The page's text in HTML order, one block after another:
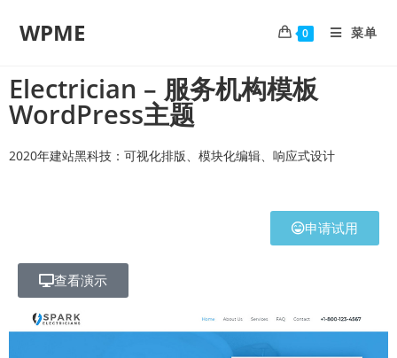
WPME 0 菜单
Electrician – 服务机构模板
WordPress主题
2020年建站黑科技：可视化排版、模块化编辑、响应式设计
申请试用
查看演示